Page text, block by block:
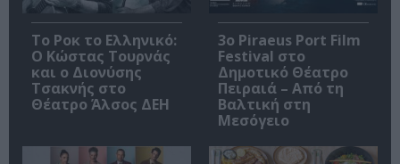
Το Ροκ το Ελληνικό:
Ο Κώστας Τουρνάς
και ο Διονύσης
Τσακνής στο
Θέατρο Άλσος ΔΕΗ
3o Piraeus Port Film
Festival στο
Δημοτικό Θέατρο
Πειραιά – Από τη
Βαλτική στη
Μεσόγειο